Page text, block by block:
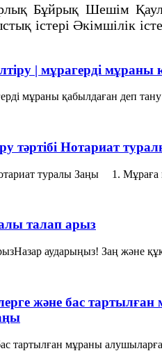
Бұйрық Шешім
істері Әкімшілік
| мұрагерді мұраны
мұраны қабылдаған деп
тәртiбi Нотариат
туралы Заңы 1.
талап арыз
аударыңыз! Заң және
және бас
тартылған мұраны